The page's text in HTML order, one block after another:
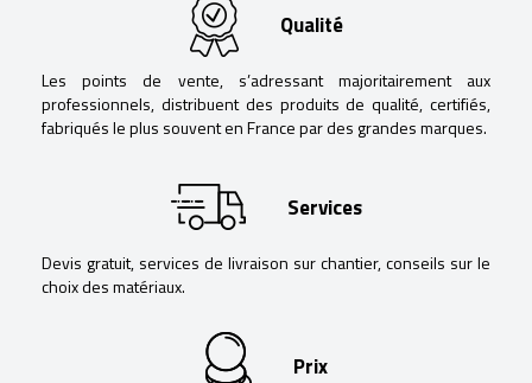
Qualité
Les points de vente, s’adressant majoritairement aux
professionnels, distribuent des produits de qualité, certifiés,
fabriqués le plus souvent en France par des grandes marques.
Services
Devis gratuit, services de livraison sur chantier, conseils sur le
choix des matériaux.
Prix